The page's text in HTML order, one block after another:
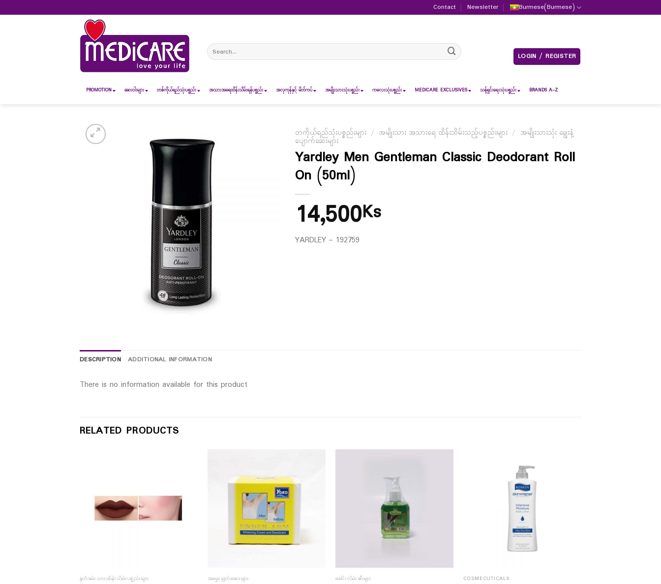
to
Contact Newsletter Burmese(Burmese)
Search
for:
LOGIN / REGISTER
PROMOTION ဆေး၀ါးများ တစ်ကိုယ်ရည်သုံးပစ္စည်း အသားအရေထိန်းသိမ်းရန်ပစ္စည်း အလှကုန်နှင့် မိတ်ကပ် အမျိုးသားသုံးပစ္စည်း ကလေးသုံးပစ္စည်း MEDICARE EXCLUSIVES သန့်ရှင်းရေးသုံးပစ္စည်း BRANDS A-Z
တကိုယ်ရည်သုံးပစ္စည်းများ / အမျိုးသား အသားရေ ထိန်းသိမ်းသည့်ပစ္စည်းများ / အမျိုးသားသုံး ချွေးနံ့
ပျောက်ဆေးများ
Yardley Men Gentleman Classic Deodorant Roll
On (50ml)
14,500Ks
YARDLEY – 192759
DESCRIPTION ADDITIONAL INFORMATION
There is no information available for this product
RELATED PRODUCTS
နှုတ်ခမ်းသားထိန်းသိမ်းပစ္စည်းများ အမွှေးချွတ်ဆေးများ ခေါင်းလိမ်းဆီများ COSMECUTICALS